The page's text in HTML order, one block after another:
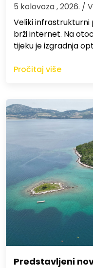
5 kolovoza , 2026. /
Veliki
brži internet. Na
tijeku je izgradnja
Pročitaj više
Predstavljeni